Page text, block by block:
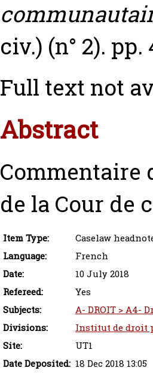
civ.) (n° 2). pp.
Full text not
Abstract
Commentaire
de la Cour de
Item Type:
Caselaw
Language:
French
Date:
10 July 2018
Refereed:
Yes
Subjects:
A- DROIT > A4-
Divisions:
Institut de droit
Site:
UT1
Date Deposited: 18 Dec 2018 13:05